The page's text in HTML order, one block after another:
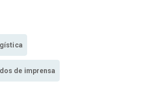
de imprensa